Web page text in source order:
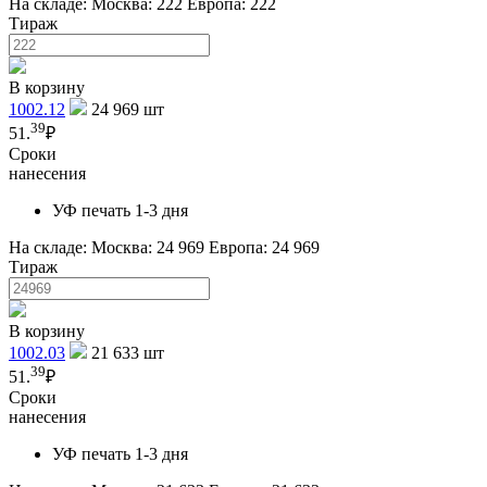
Тираж
В корзину
1002.12
24 969 шт
51.39₽
Сроки
нанесения
УФ печать 1-3 дня
На складе: Москва: 24 969 Европа: 24 969
Тираж
В корзину
1002.03
21 633 шт
51.39₽
Сроки
нанесения
УФ печать 1-3 дня